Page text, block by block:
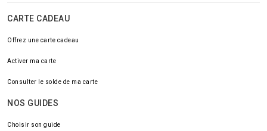
CARTE CADEAU
Offrez une carte cadeau
Activer ma carte
Consulter le solde de ma carte
NOS GUIDES
Choisir son guide